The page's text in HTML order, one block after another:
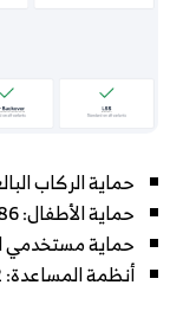
حماية الركاب
حماية الأطفال: 86%
حماية مستخدمي
أنظمة المساعدة: 82%